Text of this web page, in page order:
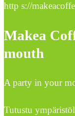
http s://
Makea
mouth
A party in your
Tutustu